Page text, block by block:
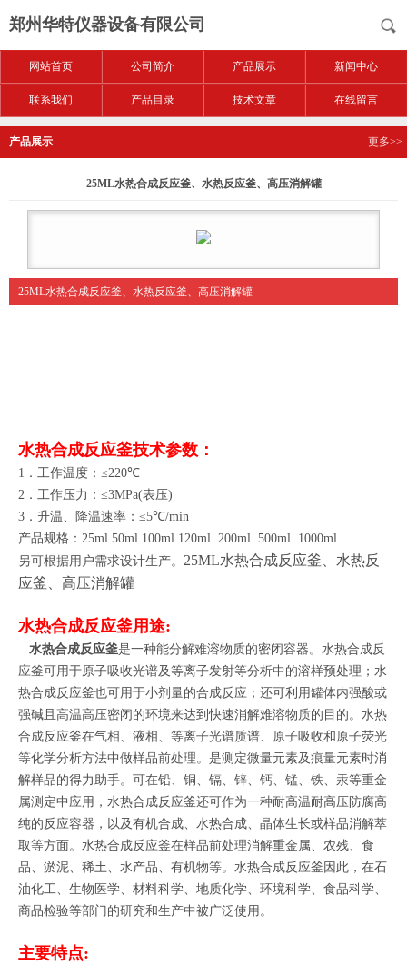
郑州华特仪器设备有限公司
网站首页 公司简介 产品展示 新闻中心
联系我们 产品目录 技术文章 在线留言
产品展示 更多>>
25ML水热合成反应釜、水热反应釜、高压消解罐
25ML水热合成反应釜、水热反应釜、高压消解罐
水热合成反应釜技术参数：
1 ．工作温度：≤220℃
2 ．工作压力：≤3MPa(表压)
3 ．升温、降温速率：≤5℃/min
产品规格： 25ml 50ml 100ml 120ml 200ml 500ml 1000ml
另可根据用户需求设计生产。 25ML水热合成反应釜、水热反
应釜、高压消解罐
水热合成反应釜用途:
水热合成反应釜是一种能分解难溶物质的密闭容器。水热合成反
应釜可用于原子吸收光谱及等离子发射等分析中的溶样预处理；水
热合成反应釜也可用于小剂量的合成反应；还可利用罐体内强酸或
强碱且高温高压密闭的环境来达到快速消解难溶物质的目的。水热
合成反应釜在气相、液相、等离子光谱质谱、原子吸收和原子荧光
等化学分析方法中做样品前处理。是测定微量元素及痕量元素时消
解样品的得力助手。可在铅、铜、镉、锌、钙、锰、铁、汞等重金
属测定中应用，水热合成反应釜还可作为一种耐高温耐高压防腐高
纯的反应容器，以及有机合成、水热合成、晶体生长或样品消解萃
取等方面。水热合成反应釜在样品前处理消解重金属、农残、食
品、淤泥、稀土、水产品、有机物等。水热合成反应釜因此，在石
油化工、生物医学、材料科学、地质化学、环境科学、食品科学、
商品检验等部门的研究和生产中被广泛使用。
主要特点: